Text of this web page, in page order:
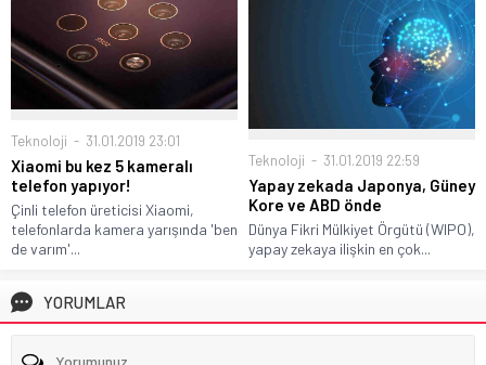
Teknoloji 31.01.2019 23:01
Xiaomi bu kez 5 kameralı
telefon yapıyor!
Çinli telefon üreticisi Xiaomi,
telefonlarda kamera yarışında 'ben
de varım'...
Teknoloji 31.01.2019 22:59
Yapay zekada Japonya, Güney
Kore ve ABD önde
Dünya Fikri Mülkiyet Örgütü (WIPO),
yapay zekaya ilişkin en çok...
YORUMLAR